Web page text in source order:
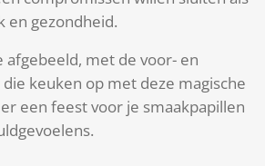
en gezondheid.
afgebeeld, met de voor- en
keuken op met deze magische
een feest voor je smaakpapillen